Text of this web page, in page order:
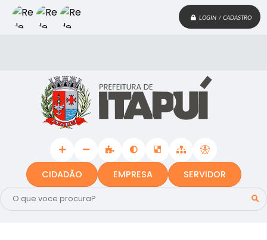
LOGIN / CADASTRO
CIDADÃO EMPRESA SERVIDOR